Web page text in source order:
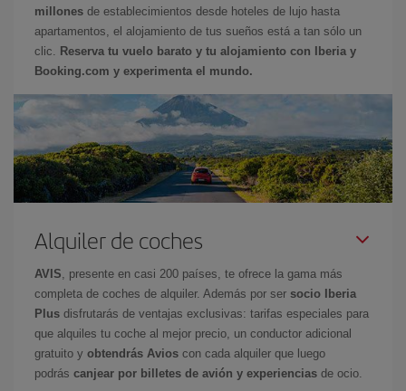
millones de establecimientos desde hoteles de lujo hasta
apartamentos, el alojamiento de tus sueños está a tan sólo un
clic. Reserva tu vuelo barato y tu alojamiento con Iberia y
Booking.com y experimenta el mundo.
Alquiler de coches
AVIS, presente en casi 200 países, te ofrece la gama más
completa de coches de alquiler. Además por ser socio Iberia
Plus disfrutarás de ventajas exclusivas: tarifas especiales para
que alquiles tu coche al mejor precio, un conductor adicional
gratuito y obtendrás Avios con cada alquiler que luego
podrás canjear por billetes de avión y experiencias de ocio.